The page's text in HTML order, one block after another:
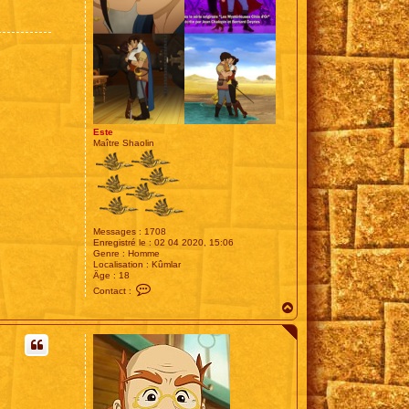
Este
Maître Shaolin
Messages : 1708
Enregistré le : 02 04 2020, 15:06
Genre : Homme
Localisation : Kûmlar
Âge : 18
Contact :
t
c
r
E
s
t
a
u